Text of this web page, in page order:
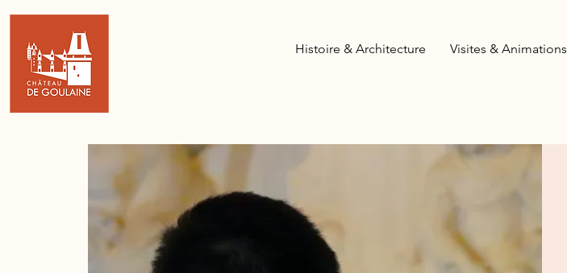
Histoire & Architecture Visites & Animations